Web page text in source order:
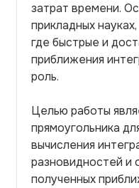
затрат времени.
прикладных
где быстрые и
приближения
роль.
Целью работы
прямоугольника
вычисления
разновидностей и
полученных